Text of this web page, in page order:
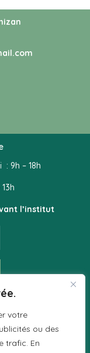
votre
ou des
trafic. En
: 9h – 18h
l’institut